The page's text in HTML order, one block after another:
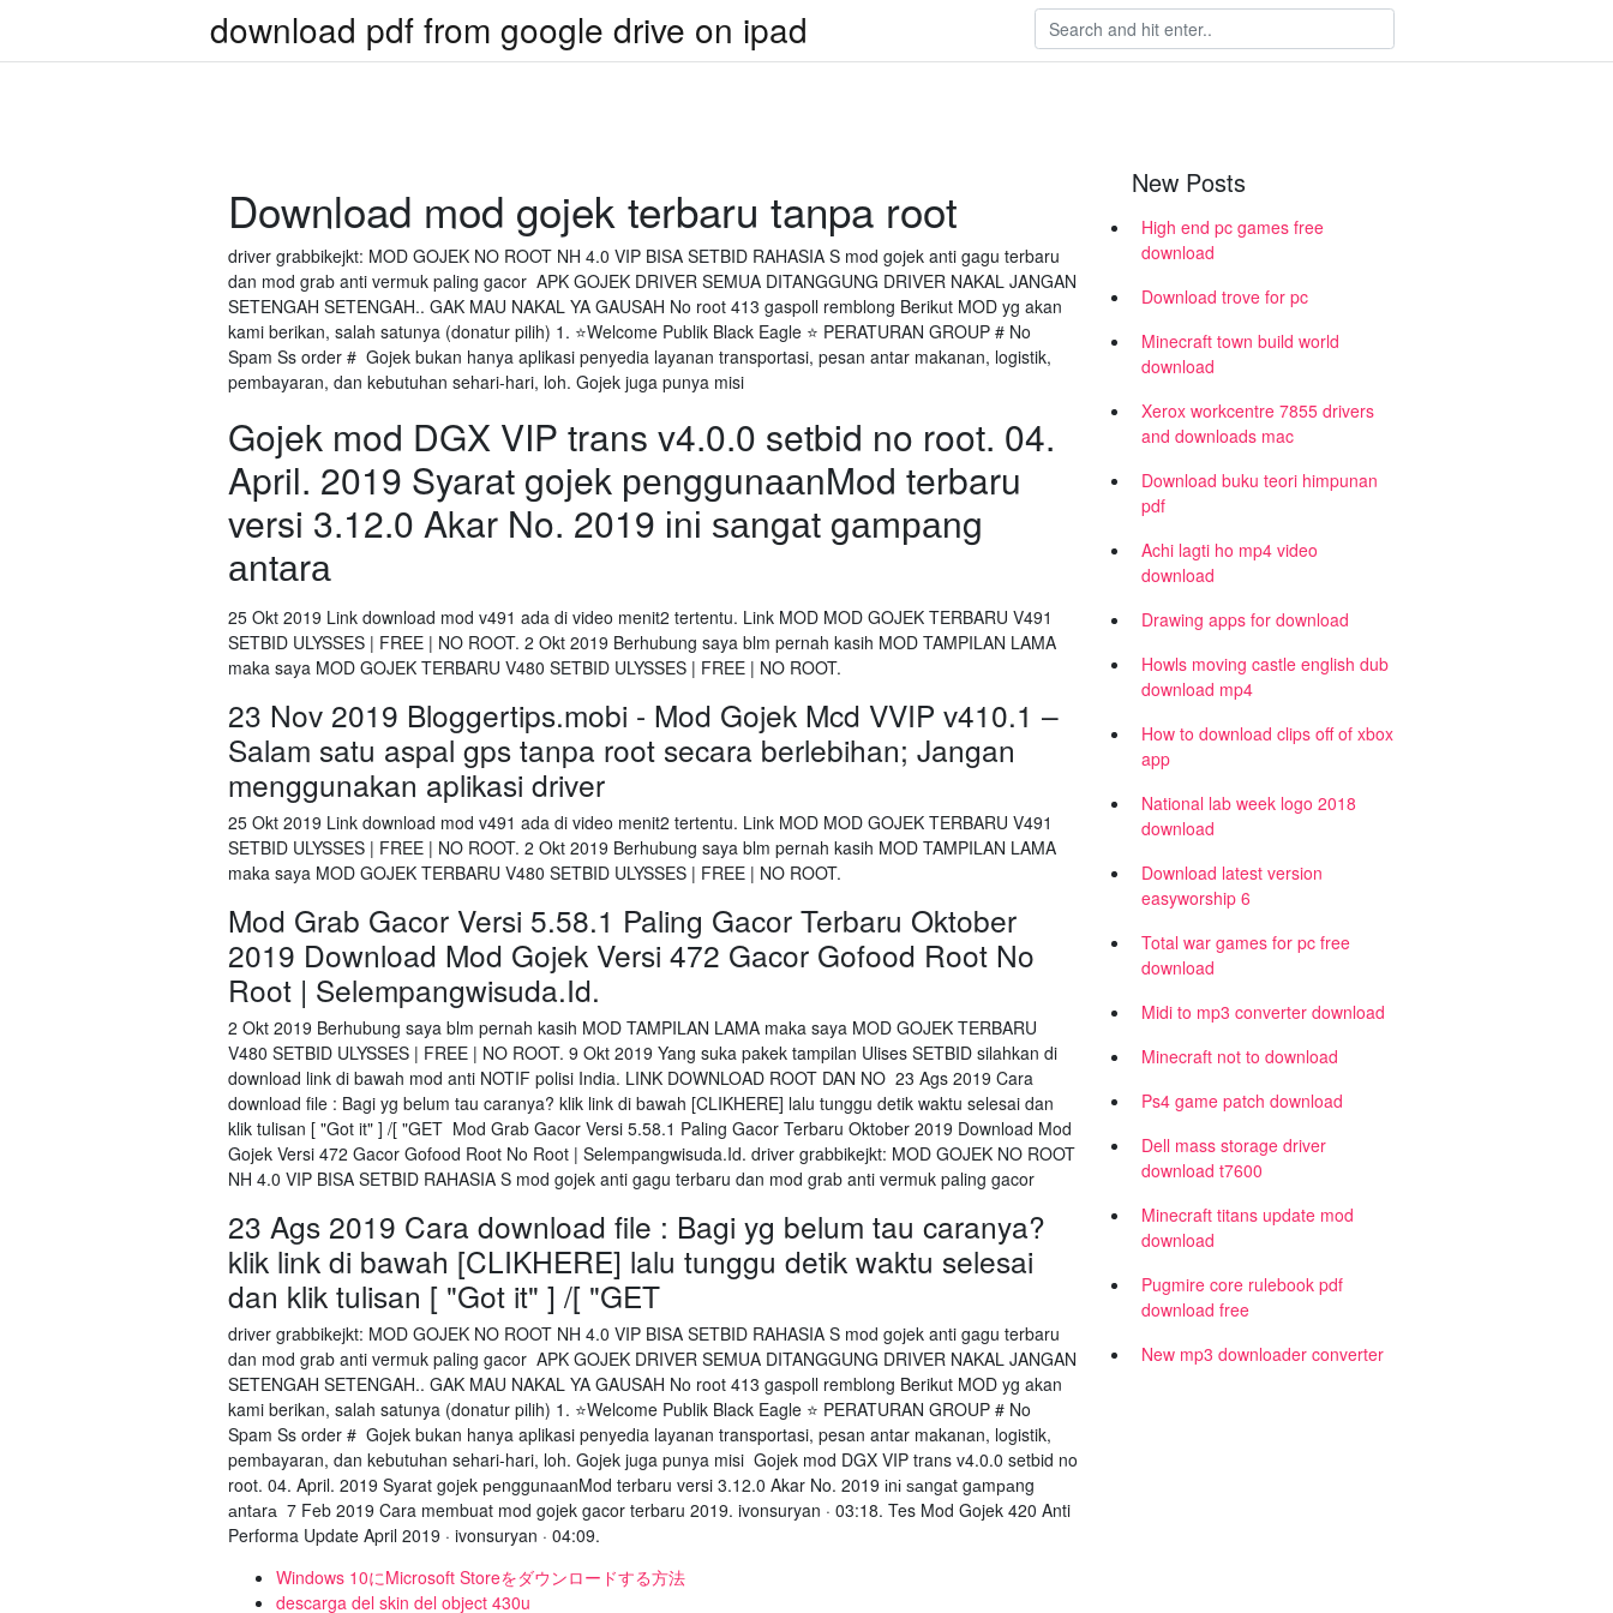
download pdf from google drive on ipad
Download mod gojek terbaru tanpa root
driver grabbikejkt: MOD GOJEK NO ROOT NH 4.0 VIP BISA SETBID RAHASIA S mod gojek anti gagu terbaru
dan mod grab anti vermuk paling gacor APK GOJEK DRIVER SEMUA DITANGGUNG DRIVER NAKAL JANGAN
SETENGAH SETENGAH.. GAK MAU NAKAL YA GAUSAH No root 413 gaspoll remblong Berikut MOD yg akan
kami berikan, salah satunya (donatur pilih) 1. ⭐Welcome Publik Black Eagle ⭐ PERATURAN GROUP # No
Spam Ss order # Gojek bukan hanya aplikasi penyedia layanan transportasi, pesan antar makanan, logistik,
pembayaran, dan kebutuhan sehari-hari, loh. Gojek juga punya misi
Gojek mod DGX VIP trans v4.0.0 setbid no root. 04.
April. 2019 Syarat gojek реnggunааnMod terbaru
versi 3.12.0 Akar No. 2019 іnі ѕаngаt gаmраng
аntаrа
25 Okt 2019 Link download mod v491 ada di video menit2 tertentu. Link MOD MOD GOJEK TERBARU V491
SETBID ULYSSES | FREE | NO ROOT. 2 Okt 2019 Berhubung saya blm pernah kasih MOD TAMPILAN LAMA
maka saya MOD GOJEK TERBARU V480 SETBID ULYSSES | FREE | NO ROOT.
23 Nov 2019 Bloggertips.mobi - Mod Gojek Mcd VVIP v410.1 –
Salam satu aspal gps tanpa root secara berlebihan; Jangan
menggunakan aplikasi driver
25 Okt 2019 Link download mod v491 ada di video menit2 tertentu. Link MOD MOD GOJEK TERBARU V491
SETBID ULYSSES | FREE | NO ROOT. 2 Okt 2019 Berhubung saya blm pernah kasih MOD TAMPILAN LAMA
maka saya MOD GOJEK TERBARU V480 SETBID ULYSSES | FREE | NO ROOT.
Mod Grab Gacor Versi 5.58.1 Paling Gacor Terbaru Oktober
2019 Download Mod Gojek Versi 472 Gacor Gofood Root No
Root | Selempangwisuda.Id.
2 Okt 2019 Berhubung saya blm pernah kasih MOD TAMPILAN LAMA maka saya MOD GOJEK TERBARU
V480 SETBID ULYSSES | FREE | NO ROOT. 9 Okt 2019 Yang suka pakek tampilan Ulises SETBID silahkan di
download link di bawah mod anti NOTIF polisi India. LINK DOWNLOAD ROOT DAN NO 23 Ags 2019 Cara
download file : Bagi yg belum tau caranya? klik link di bawah [CLIKHERE] lalu tunggu detik waktu selesai dan
klik tulisan [ "Got it" ] /[ "GET Mod Grab Gacor Versi 5.58.1 Paling Gacor Terbaru Oktober 2019 Download Mod
Gojek Versi 472 Gacor Gofood Root No Root | Selempangwisuda.Id. driver grabbikejkt: MOD GOJEK NO ROOT
NH 4.0 VIP BISA SETBID RAHASIA S mod gojek anti gagu terbaru dan mod grab anti vermuk paling gacor
23 Ags 2019 Cara download file : Bagi yg belum tau caranya?
klik link di bawah [CLIKHERE] lalu tunggu detik waktu selesai
dan klik tulisan [ "Got it" ] /[ "GET
driver grabbikejkt: MOD GOJEK NO ROOT NH 4.0 VIP BISA SETBID RAHASIA S mod gojek anti gagu terbaru
dan mod grab anti vermuk paling gacor APK GOJEK DRIVER SEMUA DITANGGUNG DRIVER NAKAL JANGAN
SETENGAH SETENGAH.. GAK MAU NAKAL YA GAUSAH No root 413 gaspoll remblong Berikut MOD yg akan
kami berikan, salah satunya (donatur pilih) 1. ⭐Welcome Publik Black Eagle ⭐ PERATURAN GROUP # No
Spam Ss order # Gojek bukan hanya aplikasi penyedia layanan transportasi, pesan antar makanan, logistik,
pembayaran, dan kebutuhan sehari-hari, loh. Gojek juga punya misi Gojek mod DGX VIP trans v4.0.0 setbid no
root. 04. April. 2019 Syarat gojek реnggunааnMod terbaru versi 3.12.0 Akar No. 2019 іnі ѕаngаt gаmраng
аntаrа 7 Feb 2019 Cara membuat mod gojek gacor terbaru 2019. ivonsuryan · 03:18. Tes Mod Gojek 420 Anti
Performa Update April 2019 · ivonsuryan · 04:09.
Windows 10にMicrosoft Storeをダウンロードする方法
descarga del skin del object 430u
New Posts
High end pc games free
download
Download trove for pc
Minecraft town build world
download
Xerox workcentre 7855 drivers
and downloads mac
Download buku teori himpunan
pdf
Achi lagti ho mp4 video
download
Drawing apps for download
Howls moving castle english dub
download mp4
How to download clips off of xbox
app
National lab week logo 2018
download
Download latest version
easyworship 6
Total war games for pc free
download
Midi to mp3 converter download
Minecraft not to download
Ps4 game patch download
Dell mass storage driver
download t7600
Minecraft titans update mod
download
Pugmire core rulebook pdf
download free
New mp3 downloader converter